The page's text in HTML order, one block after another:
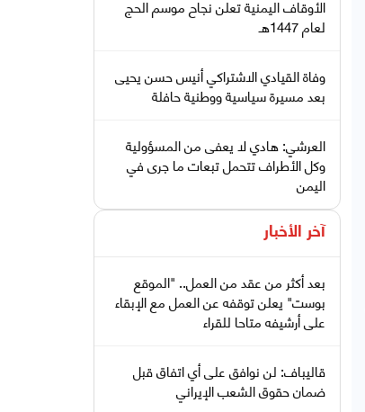
الأوقاف اليمنية تعلن نجاح موسم الحج
لعام 1447هـ
وفاة القيادي الاشتراكي أنيس حسن يحيى
بعد مسيرة سياسية ووطنية حافلة
العرشي: هادي لا يعفى من المسؤولية
وكل الأطراف تتحمل تبعات ما جرى في
اليمن
آخر الأخبار
بعد أكثر من عقد من العمل.. "الموقع
بوست" يعلن توقفه عن العمل مع الإبقاء
على أرشيفه متاحا للقراء
قاليباف: لن نوافق على أي اتفاق قبل
ضمان حقوق الشعب الإيراني